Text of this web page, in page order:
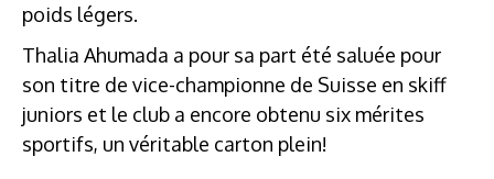
poids légers.
Thalia Ahumada a pour sa part été saluée pour
son titre de vice-championne de Suisse en skiff
juniors et le club a encore obtenu six mérites
sportifs, un véritable carton plein!